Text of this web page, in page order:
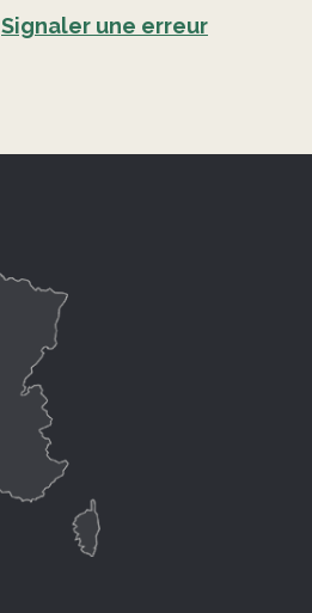
Signaler une erreur